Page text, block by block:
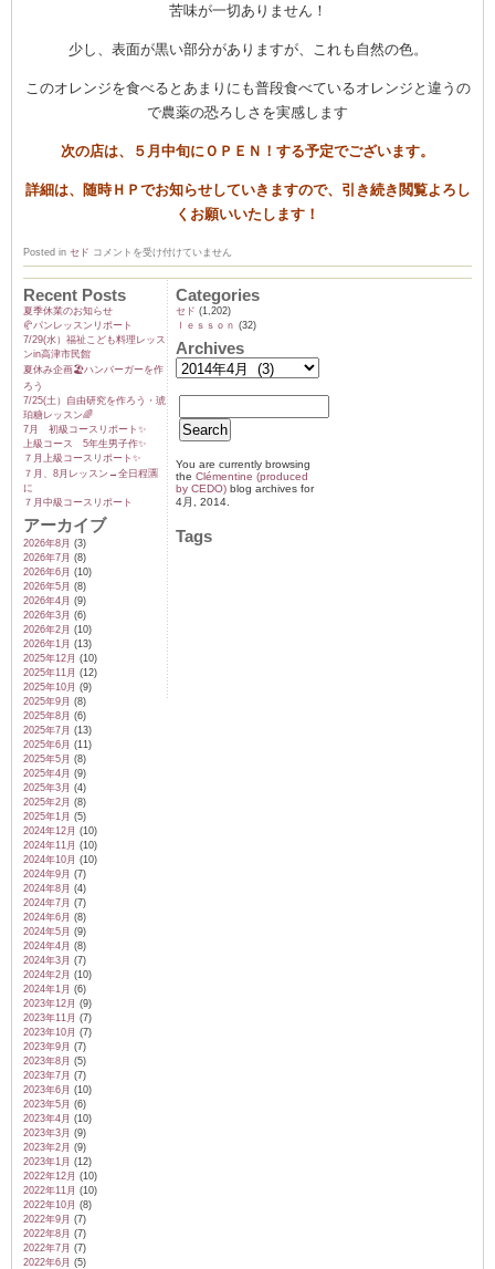
苦味が一切ありません！
少し、表面が黒い部分がありますが、これも自然の色。
このオレンジを食べるとあまりにも普段食べているオレンジと違うの
で農薬の恐ろしさを実感します
次の店は、５月中旬にＯＰＥＮ！する予定でございます。
詳細は、随時ＨＰでお知らせしていきますので、引き続き閲覧よろし
くお願いいたします！
Posted in セド Ｒ
Ｅ
Ｎ
Ｅ
Ｗ
Ｏ
Ｐ
Ｅ
準
報
告
♪
は
コメントを受け付けていません
Recent Posts
夏季休業のお知らせ
🥐パンレッスンリポート
7/29(水）福祉こども料理レッス
ンin高津市民館
夏休み企画🏖️ハンバーガーを作
ろう
7/25(土）自由研究を作ろう・琥
珀糖レッスン🌈
7月 初級コースリポート✨️
上級コース 5年生男子作✨️
７月上級コースリポート✨️
７月、8月レッスン→全日程🈵
に
７月中級コースリポート
アーカイブ
2026年8月 (3)
2026年7月 (8)
2026年6月 (10)
2026年5月 (8)
2026年4月 (9)
2026年3月 (6)
2026年2月 (10)
2026年1月 (13)
2025年12月 (10)
2025年11月 (12)
2025年10月 (9)
2025年9月 (8)
2025年8月 (6)
2025年7月 (13)
2025年6月 (11)
2025年5月 (8)
2025年4月 (9)
2025年3月 (4)
2025年2月 (8)
2025年1月 (5)
2024年12月 (10)
2024年11月 (10)
2024年10月 (10)
2024年9月 (7)
2024年8月 (4)
2024年7月 (7)
2024年6月 (8)
2024年5月 (9)
2024年4月 (8)
2024年3月 (7)
2024年2月 (10)
2024年1月 (6)
2023年12月 (9)
2023年11月 (7)
2023年10月 (7)
2023年9月 (7)
2023年8月 (5)
2023年7月 (7)
2023年6月 (10)
2023年5月 (6)
2023年4月 (10)
2023年3月 (9)
2023年2月 (9)
2023年1月 (12)
2022年12月 (10)
2022年11月 (10)
2022年10月 (8)
2022年9月 (7)
2022年8月 (7)
2022年7月 (7)
2022年6月 (5)
Categories
セド (1,202)
ｌｅｓｓｏｎ (32)
Archives
You are currently browsing
the Clémentine (produced
by CEDO)blog archives for
4月, 2014.
Tags